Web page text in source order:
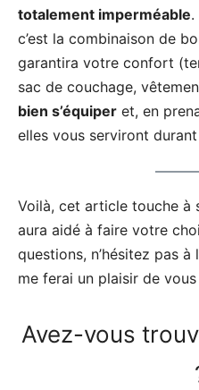
totalement imperméable.
c’est la combinaison de
garantira votre confort
sac de couchage,
bien s’équiper et, en
elles vous serviront
Voilà, cet article touche à
aura aidé à faire votre
questions, n’hésitez pas
me ferai un plaisir de
Avez-vous